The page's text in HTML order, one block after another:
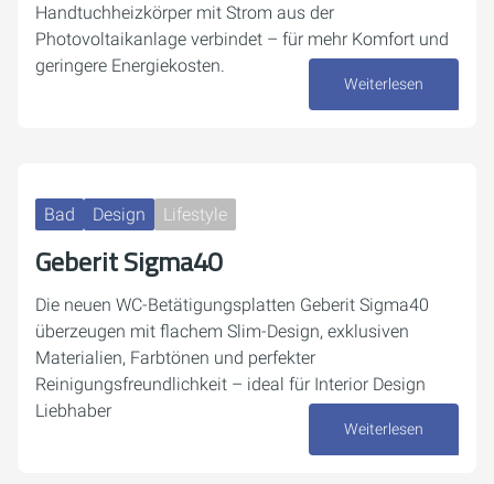
Handtuchheizkörper mit Strom aus der
Photovoltaikanlage verbindet – für mehr Komfort und
geringere Energiekosten.
Weiterlesen
Bad Design Lifestyle
Geberit Sigma40
Die neuen WC-Betätigungsplatten Geberit Sigma40
überzeugen mit flachem Slim-Design, exklusiven
Materialien, Farbtönen und perfekter
Reinigungsfreundlichkeit – ideal für Interior Design
Liebhaber
Weiterlesen